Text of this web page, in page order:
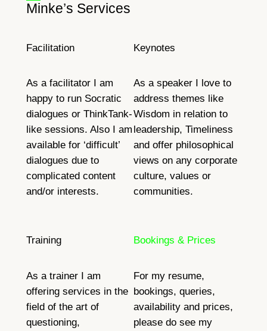
Minke’s Services
Facilitation
As a facilitator I am
happy to run Socratic
dialogues or ThinkTank-
like sessions. Also I am
available for ‘difficult’
dialogues due to
complicated content
and/or interests.
Keynotes
As a speaker I love to
address themes like
Wisdom in relation to
leadership, Timeliness
and offer philosophical
views on any corporate
culture, values or
communities.
Training
As a trainer I am
offering services in the
field of the art of
questioning,
Bookings & Prices
For my resume,
bookings, queries,
availability and prices,
please do see my